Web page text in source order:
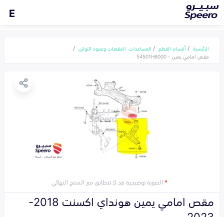
E
الرئيسية أقسام القطع
المساعدات، المقصات وعمود التوازن
مقص امامي يمين - 54501H6000
*الصورة توضيحية قد لا تتطابق مع المنتج النهائي
مقص امامي يمين هونداي اكسنت 2018-